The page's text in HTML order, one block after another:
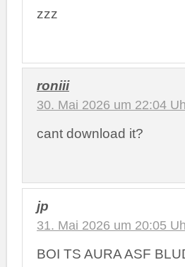
zzz
roniii
30. Mai 2026 um 22:04
cant download it?
jp
31. Mai 2026 um 20:05
BOI TS AURA ASF